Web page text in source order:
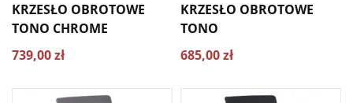
KRZESŁO OBROTOWE
TONO CHROME
739,00 zł
KRZESŁO OBROTOWE
TONO
685,00 zł